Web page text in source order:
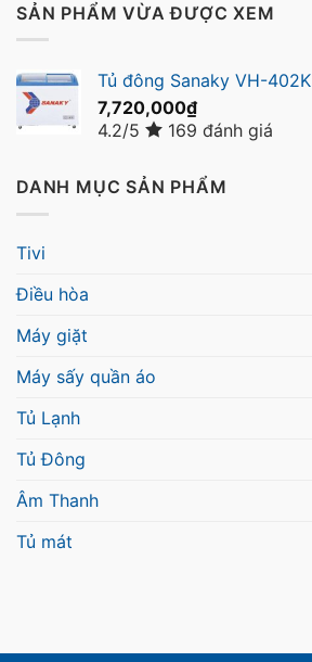
SẢN PHẨM VỪA ĐƯỢC XEM
Tủ đông Sanaky VH-402K
7,720,000₫
4.2/5
169 đánh giá
DANH MỤC SẢN PHẨM
Tivi
Điều hòa
Máy giặt
Máy sấy quần áo
Tủ Lạnh
Tủ Đông
Âm Thanh
Tủ mát